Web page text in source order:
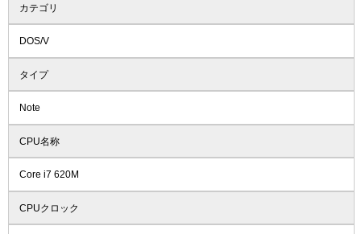
カテゴリ
DOS/V
タイプ
Note
CPU名称
Core i7 620M
CPUクロック